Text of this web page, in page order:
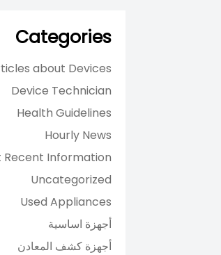
Categories
about Devices
Device Technician
Health Guidelines
Hourly News
Recent Information
Uncategorized
Used Appliances
أجهزة اساسية
أجهزة كشف المعادن